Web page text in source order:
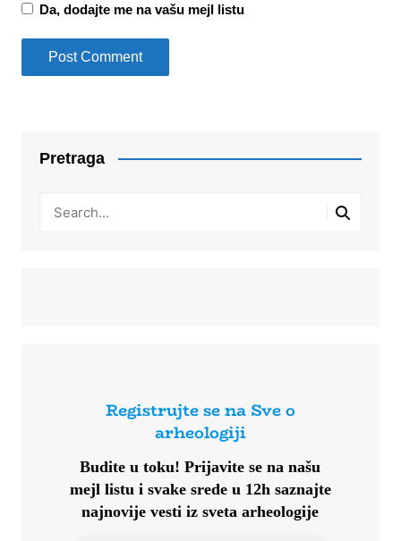
Da, dodajte me na vašu mejl listu
Pretraga
Registrujte se na Sve o
arheologiji
Budite u toku!Prijavite se na našu
mejl listu i svake srede u 12h saznajte
najnovije vesti iz sveta arheologije